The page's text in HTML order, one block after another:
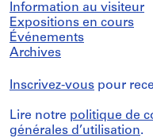
Information au visiteur
Expositions en cours
Événements
Archives
Inscrivez-vous pour
Lire notre politique de
générales d’utilisation.